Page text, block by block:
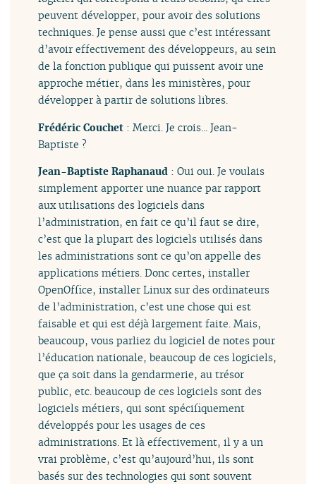
peuvent développer, pour avoir des solutions
techniques. Je pense aussi que c’est intéressant
d’avoir effectivement des développeurs, au sein
de la fonction publique qui puissent avoir une
approche métier, dans les ministères, pour
développer à partir de solutions libres.
Frédéric Couchet : Merci. Je crois... Jean-
Baptiste ?
Jean-Baptiste Raphanaud : Oui oui. Je voulais
simplement apporter une nuance par rapport
aux utilisations des logiciels dans
l’administration, en fait ce qu’il faut se dire,
c’est que la plupart des logiciels utilisés dans
les administrations sont ce qu’on appelle des
applications métiers. Donc certes, installer
OpenOffice, installer Linux sur des ordinateurs
de l’administration, c’est une chose qui est
faisable et qui est déjà largement faite. Mais,
beaucoup, vous parliez du logiciel de notes pour
l’éducation nationale, beaucoup de ces logiciels,
que ça soit dans la gendarmerie, au trésor
public, etc. beaucoup de ces logiciels sont des
logiciels métiers, qui sont spécifiquement
développés pour les usages de ces
administrations. Et là effectivement, il y a un
vrai problème, c’est qu’aujourd’hui, ils sont
basés sur des technologies qui sont souvent